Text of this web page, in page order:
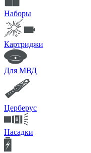
Наборы
Картриджи
Для МВД
Церберус
Насадки